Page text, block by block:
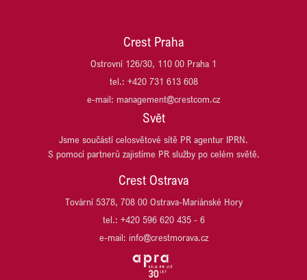
PASSERINVEST GROUP
PLZEŇSKÝ PRAZDROJ, PIVOVAR RADEGAST
REALISM (DŘÍVE T.E)
SCHNEIDER ELECTRIC
UBM DEVELOPMENT CZECHIA
VARYÁDA KARLOVY VARY
HOCHTIEF DEVELOPMENT
ITT OSTRAVA
JRD/JRD GROUP
KB PENZIJNÍ SPOLEČNOST
Crest Praha
Ostrovní 126/30, 110 00 Praha 1
tel.: +420 731 613 608
e-mail: management@crestcom.cz
Svět
Jsme součástí celosvětové sítě PR agentur IPRN.
S pomocí partnerů zajistíme PR služby po celém světě.
Crest Ostrava
Tovární 5378, 708 00 Ostrava-Mariánské Hory
tel.: +420 596 620 435 - 6
e-mail: info@crestmorava.cz